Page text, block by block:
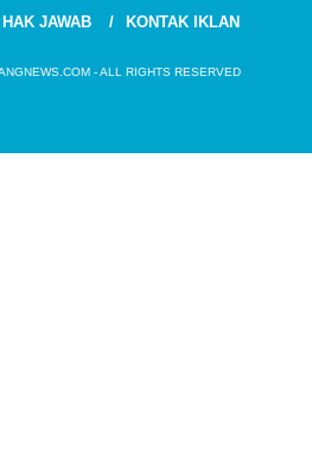
HAK JAWAB KONTAK IKLAN
- ALL RIGHTS RESERVED